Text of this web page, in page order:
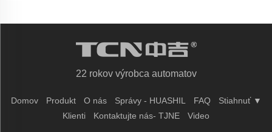
22 rokov výrobca automatov
Domov Produkt O nás Správy - HUASHIL FAQ
Stiahnuť ▼
Klienti
Kontaktujte nás- TJNE Video